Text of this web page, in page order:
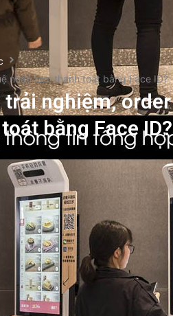
nhân tạo, thanh toát bằng Face ID?
trải nghiệm, order
bằng Face ID?